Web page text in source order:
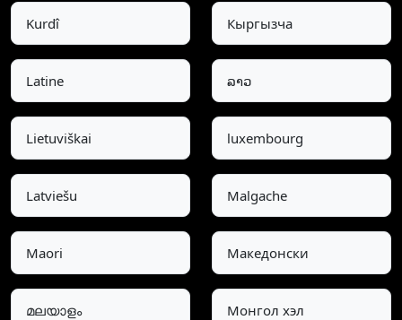
Kurdî Кыргызча
Latine ລາວ
Lietuviškai luxembourg
Latviešu Malgache
Maori Македонски
മലയാളം Монгол хэл